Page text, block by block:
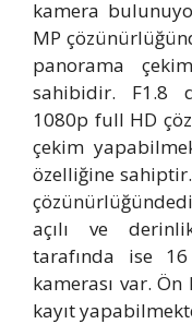
kamera
MP
panorama
sahibidir. F1.8
1080p full HD
çekim
özelliğine
açılı ve
tarafında ise
kamerası var.
kayıt